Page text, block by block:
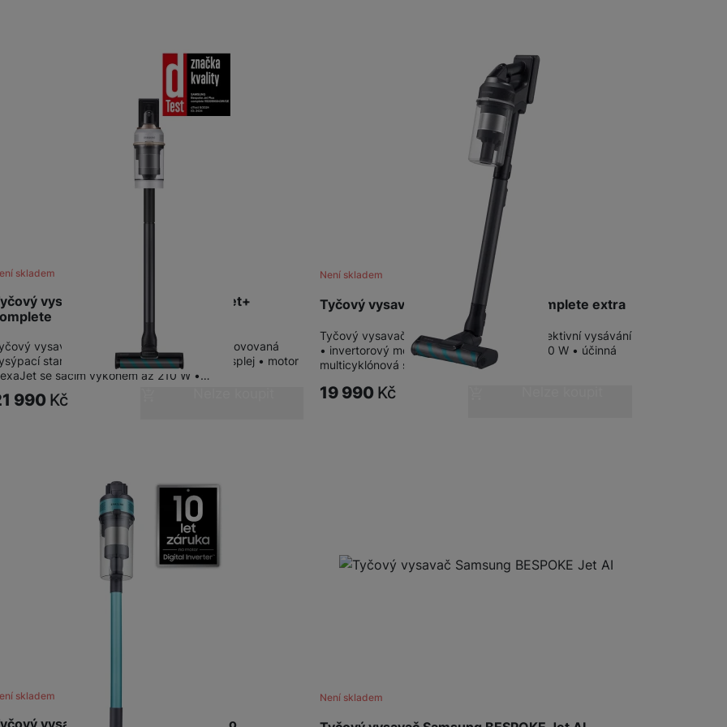
vysavač Samsung BESPOKE Jet+
skladem
vysavač • dTest - Značka kvality • Inovovaná
stanice All-in-One • digitální LCD displej • motor
se sacím výkonem až 210 W •…
990 Kč
Tyčový vysavač Samsung Jet 95 complete extra
Není skladem
Tyčový vysavač • pokrokové řešení pro efektivní vysávání
• invertorový motor HexaJet s výkonem 210 W • účinná
multicyklónová struktura Jet Cyclone…
19 990 Kč
vysavač Samsung Jet 60 turbo
skladem Není skladem